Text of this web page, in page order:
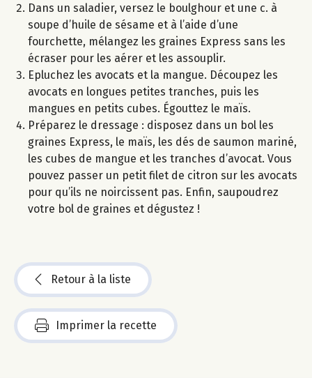
Dans un saladier, versez le boulghour et une c. à
soupe d’huile de sésame et à l’aide d’une
fourchette, mélangez les graines Express sans les
écraser pour les aérer et les assouplir.
Epluchez les avocats et la mangue. Découpez les
avocats en longues petites tranches, puis les
mangues en petits cubes. Égouttez le maïs.
Préparez le dressage : disposez dans un bol les
graines Express, le maïs, les dés de saumon mariné,
les cubes de mangue et les tranches d’avocat. Vous
pouvez passer un petit filet de citron sur les avocats
pour qu’ils ne noircissent pas. Enfin, saupoudrez
votre bol de graines et dégustez !
Retour à la liste
Imprimer la recette